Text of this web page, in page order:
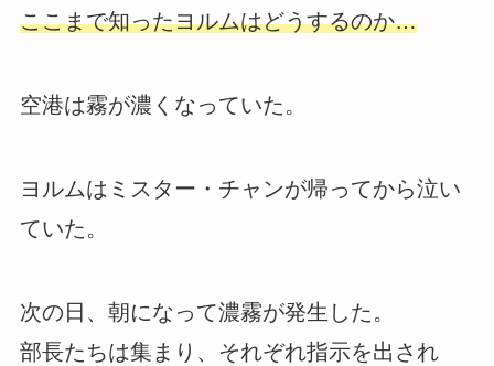
ここまで知ったヨルムはどうするのか…
空港は霧が濃くなっていた。
ヨルムはミスター・チャンが帰ってから泣い
ていた。
次の日、朝になって濃霧が発生した。
部長たちは集まり、それぞれ指示を出され